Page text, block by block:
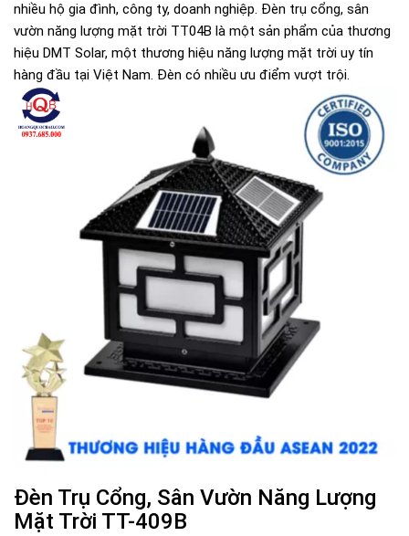
nhiều hộ gia đình, công ty, doanh nghiệp. Đèn trụ cổng, sân
vườn năng lượng mặt trời TT04B là một sản phẩm của thương
hiệu DMT Solar, một thương hiệu năng lượng mặt trời uy tín
hàng đầu tại Việt Nam. Đèn có nhiều ưu điểm vượt trội.
Đèn Trụ Cổng, Sân Vườn Năng Lượng
Mặt Trời TT-409B